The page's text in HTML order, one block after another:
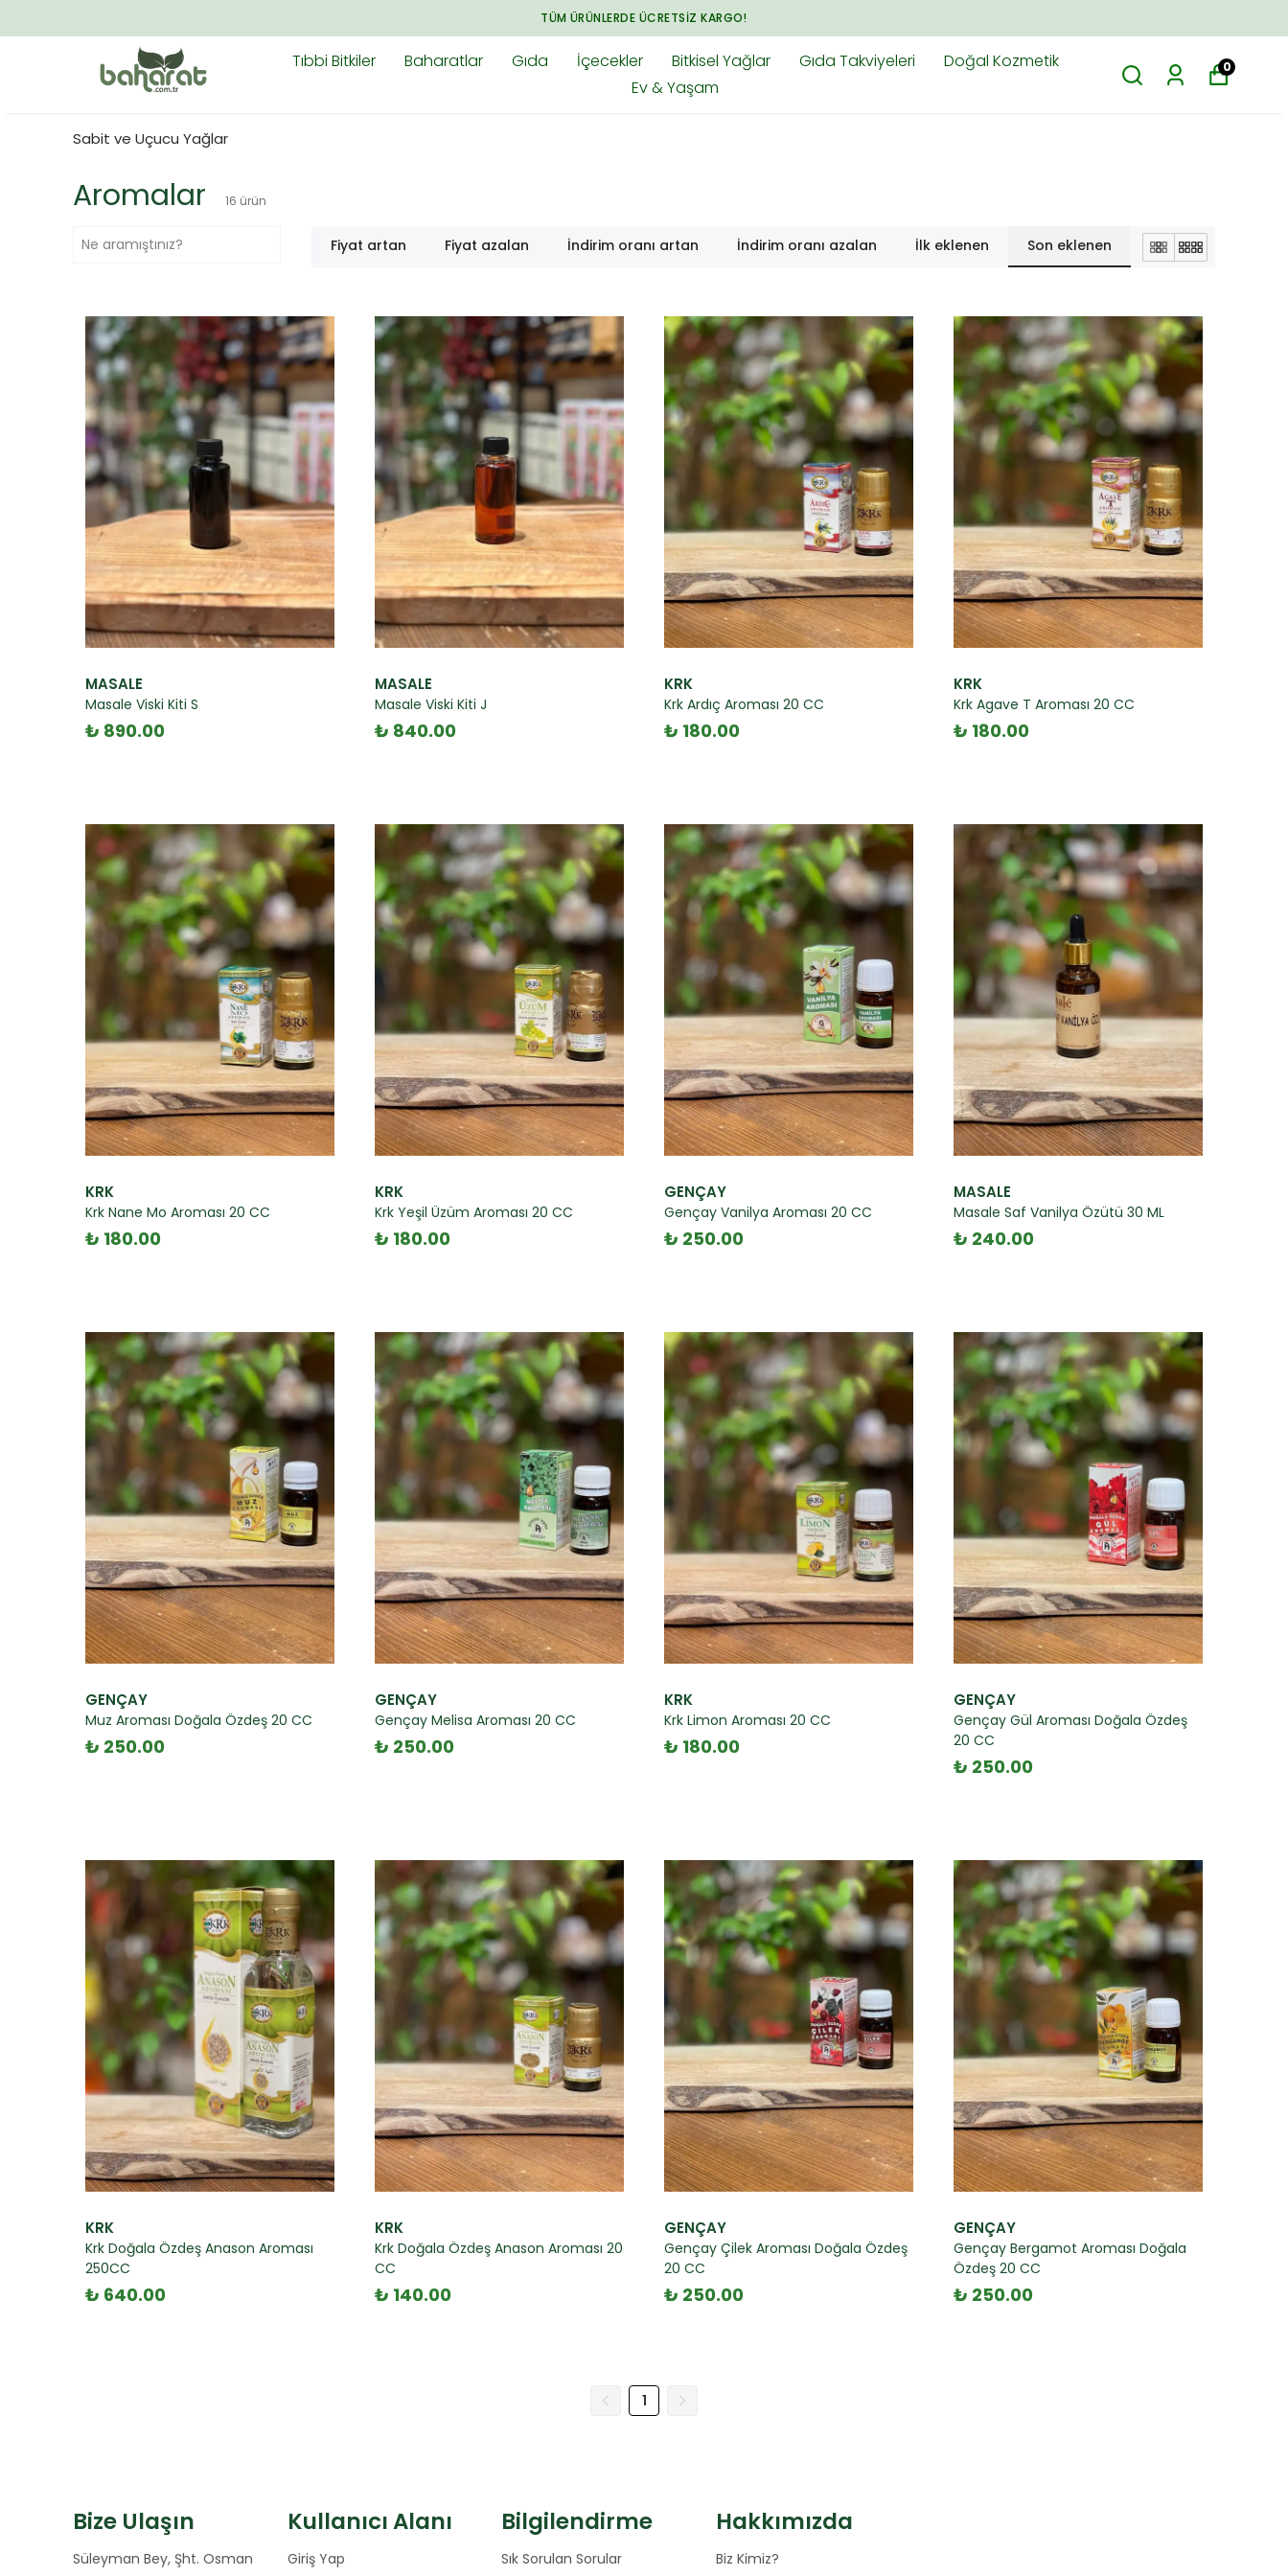
TÜM ÜRÜNLERDE ÜCRETSIZ KARGO!
Tıbbi Bitkiler Baharatlar Gıda İçecekler Bitkisel Yağlar Gıda Takviyeleri
Doğal Kozmetik
Ev & Yaşam
0
Sabit ve Uçucu Yağlar
Aromalar 16 ürün
Fiyat artan Fiyat azalan İndirim oranı artan İndirim oranı azalan İlk eklenen Son eklenen
MASALE
Masale Viski Kiti S
₺ 890.00
MASALE
Masale Viski Kiti J
₺ 840.00
KRK
Krk Ardıç Aroması 20 CC
₺ 180.00
KRK
Krk Agave T Aroması 20 CC
₺ 180.00
KRK
Krk Nane Mo Aroması 20 CC
₺ 180.00
KRK
Krk Yeşil Üzüm Aroması 20 CC
₺ 180.00
GENÇAY
Gençay Vanilya Aroması 20 CC
₺ 250.00
MASALE
Masale Saf Vanilya Özütü 30 ML
₺ 240.00
GENÇAY
Muz Aroması Doğala Özdeş 20 CC
₺ 250.00
GENÇAY
Gençay Melisa Aroması 20 CC
₺ 250.00
KRK
Krk Limon Aroması 20 CC
₺ 180.00
GENÇAY
Gençay Gül Aroması Doğala Özdeş
20 CC
₺ 250.00
KRK
Krk Doğala Özdeş Anason Aroması
250CC
₺ 640.00
KRK
Krk Doğala Özdeş Anason Aroması 20
CC
₺ 140.00
GENÇAY
Gençay Çilek Aroması Doğala Özdeş
20 CC
₺ 250.00
GENÇAY
Gençay Bergamot Aroması Doğala
Özdeş 20 CC
₺ 250.00
1
Bize Ulaşın
Süleyman Bey, Şht. Osman
Kullanıcı Alanı
Giriş Yap
Bilgilendirme
Sık Sorulan Sorular
Hakkımızda
Biz Kimiz?